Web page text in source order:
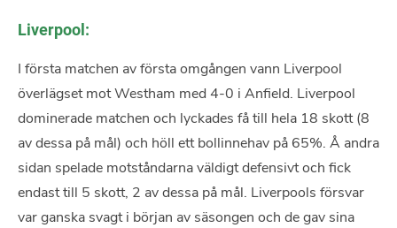
Liverpool:
I första matchen av första omgången vann Liverpool
överlägset mot Westham med 4-0 i Anfield. Liverpool
dominerade matchen och lyckades få till hela 18 skott (8
av dessa på mål) och höll ett bollinnehav på 65%. Å andra
sidan spelade motståndarna väldigt defensivt och fick
endast till 5 skott, 2 av dessa på mål. Liverpools försvar
var ganska svagt i början av säsongen och de gav sina